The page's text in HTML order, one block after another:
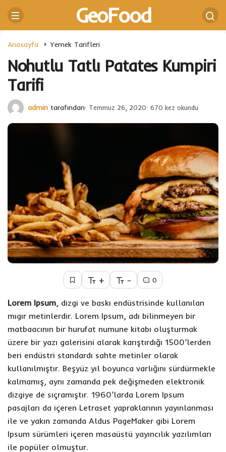
GeoFood
Anasayfa Yemek Tarifleri
Nohutlu Tatlı Patates Kumpiri
Tarifi
admin tarafından Temmuz 26, 2020 670 kez okundu
+ - 0
Lorem Ipsum, dizgi ve baskı endüstrisinde kullanılan
mıgır metinlerdir. Lorem Ipsum, adı bilinmeyen bir
matbaacının bir hurufat numune kitabı oluşturmak
üzere bir yazı galerisini alarak karıştırdığı 1500’lerden
beri endüstri standardı sahte metinler olarak
kullanılmıştır. Beşyüz yıl boyunca varlığını sürdürmekle
kalmamış, aynı zamanda pek değişmeden elektronik
dizgiye de sıçramıştır. 1960’larda Lorem Ipsum
pasajları da içeren Letraset yapraklarının yayınlanması
ile ve yakın zamanda Aldus PageMaker gibi Lorem
Ipsum sürümleri içeren masaüstü yayıncılık yazılımları
ile popüler olmuştur.